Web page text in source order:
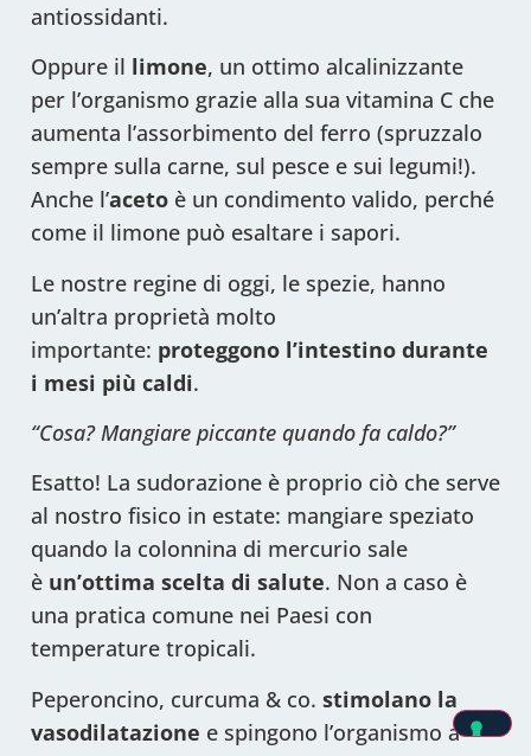
antiossidanti.
Oppure il limone, un ottimo alcalinizzante
per l’organismo grazie alla sua vitamina C che
aumenta l’assorbimento del ferro (spruzzalo
sempre sulla carne, sul pesce e sui legumi!).
Anche l’aceto è un condimento valido, perché
come il limone può esaltare i sapori.
Le nostre regine di oggi, le spezie, hanno
un’altra proprietà molto
importante: proteggono l’intestino durante
i mesi più caldi.
“Cosa? Mangiare piccante quando fa caldo?”
Esatto! La sudorazione è proprio ciò che serve
al nostro fisico in estate: mangiare speziato
quando la colonnina di mercurio sale
è un’ottima scelta di salute. Non a caso è
una pratica comune nei Paesi con
temperature tropicali.
Peperoncino, curcuma & co. stimolano la
vasodilatazione e spingono l’organismo a